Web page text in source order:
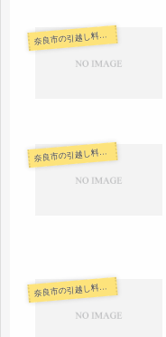
奈良市の引越し料金・代金相場・見積り情報
奈良市の引越し料金・代金相場・見積り情報
奈良市の引越し料金・代金相場・見積り情報